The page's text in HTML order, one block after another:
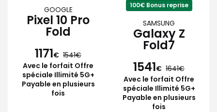
GOOGLE
Pixel 10 Pro
Fold
1171€ 1541
Avec le forfait Offre
spéciale Illimité 5G+
Payable en plusieurs
fois
100€ Bonus reprise
SAMSUNG
Galaxy Z
Fold7
1541€ 1641
Avec le forfait Offre
spéciale Illimité 5G+
Payable en plusieurs
fois